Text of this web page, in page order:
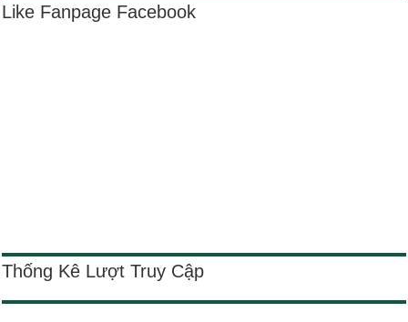
Like Fanpage Facebook
Thống Kê Lượt Truy Cập